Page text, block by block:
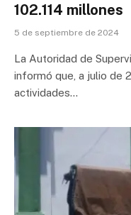
102.114 millones
5 de septiembre de 2024
La Autoridad de
informó que, a julio de
actividades…